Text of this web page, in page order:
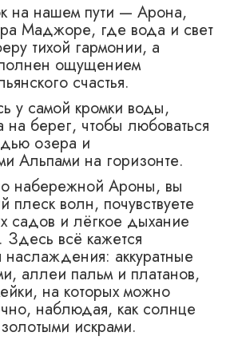
на нашем пути — Арона,
Маджоре, где вода и свет
тихой гармонии, а
ощущением
счастья.
у самой кромки воды,
берег, чтобы любоваться
озера и
Альпами на горизонте.
набережной Ароны, вы
плеск волн, почувствуете
садов и лёгкое дыхание
Здесь всё кажется
аккуратные
аллеи пальм и платанов,
на которых можно
наблюдая, как солнце
искрами.